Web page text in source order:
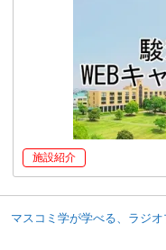
施設紹介
マスコミ学が学べる、ラジ